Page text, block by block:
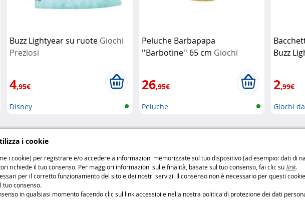
i cookie
i cookie) per registrare e/o accedere a informazioni memorizzate sul tuo dispositivo (ad esempio: dati di
richiede il tuo consenso. Per maggiori informazioni sulle finalità, basate sul tuo consenso, fai clic su link.
per il corretto funzionamento del sito e dei nostri servizi. Il consenso non è necessario per questi
tuo consenso.
in qualsiasi momento facendo clic sul link accessibile nella nostra politica di protezione dei dati
Buzz Lightyear su ruote Giochi
Preziosi
4,95€
Disney
Peluche Barbapapa
''Barbotine'' 65 cm Giochi
26,95€
Peluche
Buzz
2,99€
Giochi
Al tuo domicilio
Standard
: 6,99 € da 3 a 4 giorni
Express
Pagamenti100% sicuri
Metodi di